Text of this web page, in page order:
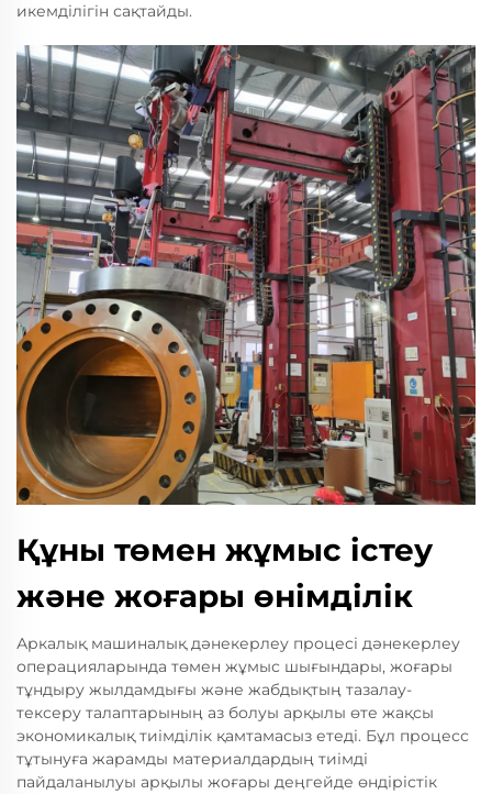
икемділігін сақтайды.
Құны төмен жұмыс істеу
және жоғары өнімділік
Аркалық машиналық дәнекерлеу процесі дәнекерлеу
операцияларында төмен жұмыс шығындары, жоғары
тұндыру жылдамдығы және жабдықтың тазалау-
тексеру талаптарының аз болуы арқылы өте жақсы
экономикалық тиімділік қамтамасыз етеді. Бұл процесс
тұтынуға жарамды материалдардың тиімді
пайдаланылуы арқылы жоғары деңгейде өндірістік